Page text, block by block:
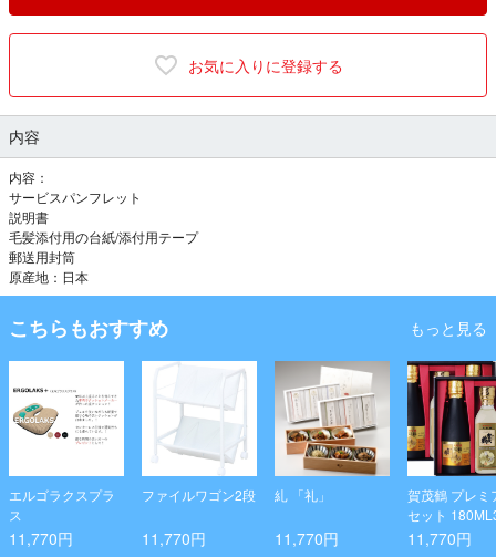
お気に入りに登録する
内容
内容：
サービスパンフレット
説明書
毛髪添付用の台紙/添付用テープ
郵送用封筒
原産地：日本
こちらもおすすめ もっと見る
エルゴラクスプラ
ス
11,770円
ファイルワゴン2段
11,770円
糺 「礼」
11,770円
賀茂鶴 プレミ
セット
入 2セット
11,770円